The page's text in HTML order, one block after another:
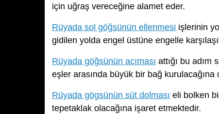
için uğraş vereceğine alamet eder.
Rüyada sol göğsünün ellenmesi işlerinin
gidilen yolda engel üstüne engelle
Rüyada göğsünün acıması attığı bu
eşler arasında büyük bir bağ kurulacağına
Rüyada gögsünün süt dolması eli bolken
tepetaklak olacağına işaret etmektedir.